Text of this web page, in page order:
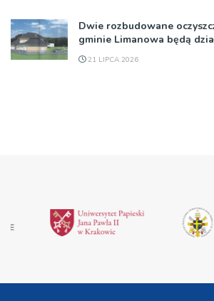
Dwie rozbudowane
gminie Limanowa będą
21 LIPCA 2026